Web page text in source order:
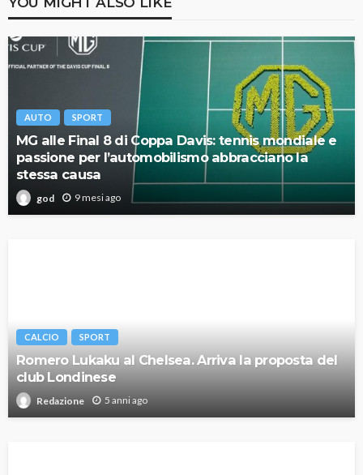
AUTO SPORT
MG alle Final 8 di Coppa Davis: tennis mondiale e
passione per l’automobilismo abbracciano la
stessa causa
god 9 mesi ago
CALCIO SPORT
Romero Lukaku al Chelsea. Arriva la proposta del
club Londinese
Redazione 5 anni ago